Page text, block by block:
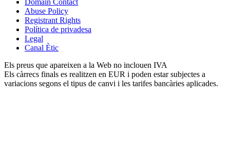
Abuse Policy
Registrant Rights
Política de privadesa
Legal
Canal Ètic
Els preus que apareixen a la Web no inclouen IVA
Els càrrecs finals es realitzen en EUR i poden estar subjectes a
variacions segons el tipus de canvi i les tarifes bancàries aplicades.